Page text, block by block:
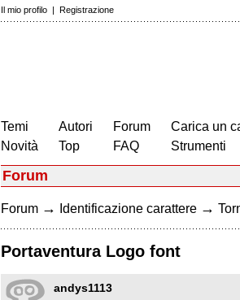
Il mio profilo | Registrazione
Temi
Novità
Autori
Top
Forum
FAQ
Carica un
Strumenti
Forum
Forum → Identificazione carattere →
Portaventura Logo font
andys1113